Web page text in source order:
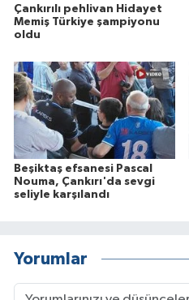
Çankırılı pehlivan Hidayet
Memiş Türkiye şampiyonu
oldu
Beşiktaş efsanesi Pascal
Nouma, Çankırı'da sevgi
seliyle karşılandı
Yorumlar